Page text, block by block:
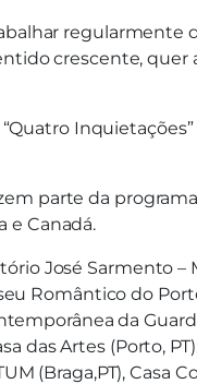
regularmente
crescente, quer
parte da
e Canadá.
José Sarmento –
Romântico do
da
das Artes (Porto,
(Braga,PT), Casa